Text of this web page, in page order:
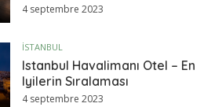
4 septembre 2023
İSTANBUL
Istanbul Havalimanı Otel – En
Iyilerin Sıralaması
4 septembre 2023